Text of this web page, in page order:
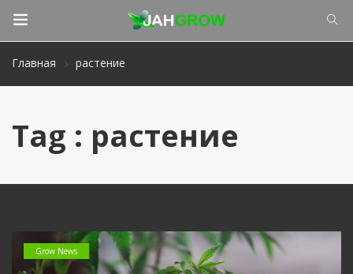
Главная растение
Tag : растение
Grow News